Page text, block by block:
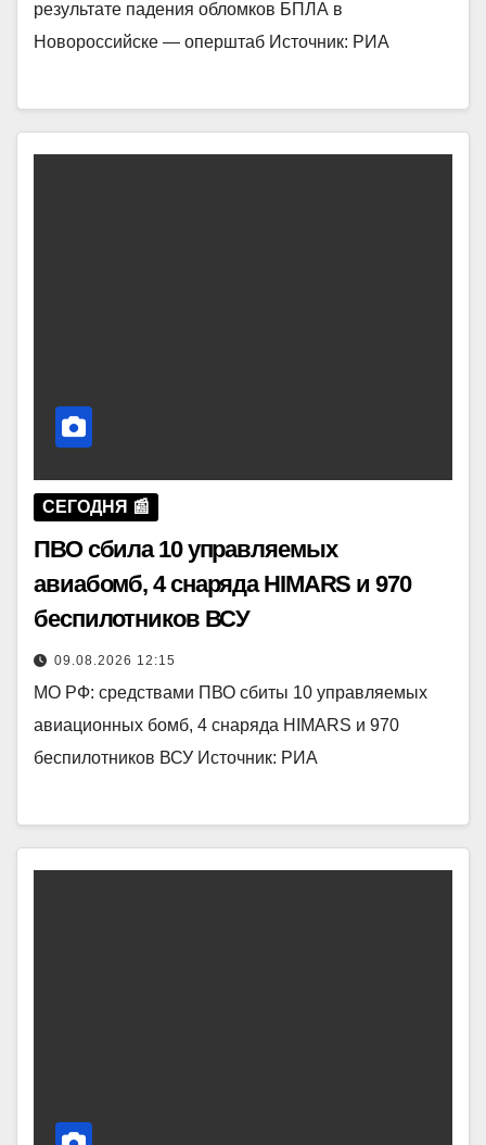
результате падения обломков БПЛА в
Новороссийске — оперштаб Источник: РИА
СЕГОДНЯ 📰
ПВО сбила 10 управляемых
авиабомб, 4 снаряда HIMARS и 970
беспилотников ВСУ
09.08.2026 12:15
МО РФ: средствами ПВО сбиты 10 управляемых
авиационных бомб, 4 снаряда HIMARS и 970
беспилотников ВСУ Источник: РИА